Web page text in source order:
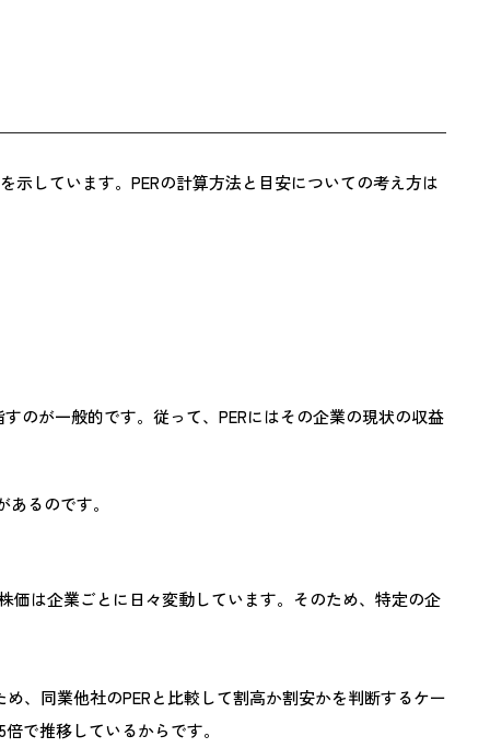
示しています。PERの計算方法と目安についての考え方は
のが一般的です。従って、PERにはその企業の現状の収益
るのです。
価は企業ごとに日々変動しています。そのため、特定の企
、同業他社のPERと比較して割高か割安かを判断するケー
で推移しているからです。